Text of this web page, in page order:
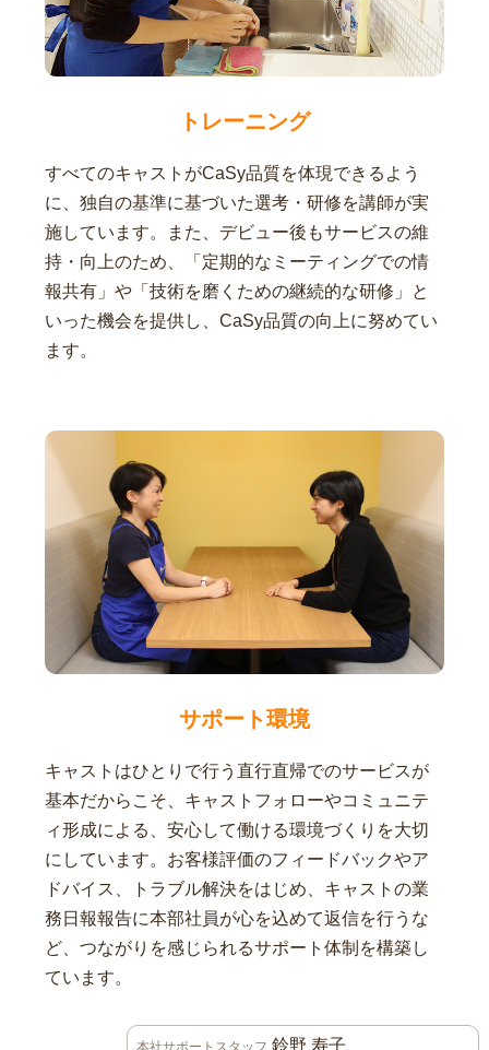
トレーニング
すべてのキャストがCaSy品質を体現できるよう
に、独自の基準に基づいた選考・研修を講師が実
施しています。また、デビュー後もサービスの維
持・向上のため、「定期的なミーティングでの情
報共有」や「技術を磨くための継続的な研修」と
いった機会を提供し、CaSy品質の向上に努めてい
ます。
サポート環境
キャストはひとりで行う直行直帰でのサービスが
基本だからこそ、キャストフォローやコミュニテ
ィ形成による、安心して働ける環境づくりを大切
にしています。お客様評価のフィードバックやア
ドバイス、トラブル解決をはじめ、キャストの業
務日報報告に本部社員が心を込めて返信を行うな
ど、つながりを感じられるサポート体制を構築し
ています。
本社サポートスタッフ 鈴野 寿子